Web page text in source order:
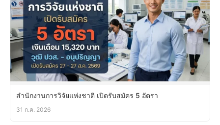
สำนักงานการวิจัยแห่งชาติ เปิดรับสมัคร 5 อัตรา
31 ก.ค. 2026